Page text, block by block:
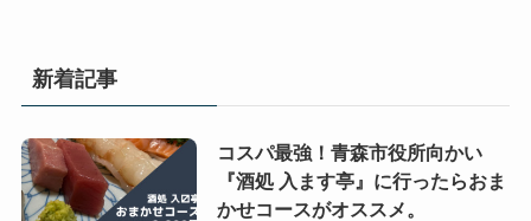
新着記事
コスパ最強！青森市役所向かい
『酒処 入ます亭』に行ったらおま
かせコースがオススメ。